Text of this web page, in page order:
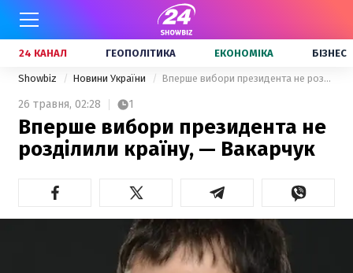
24 КАНАЛ ГЕОПОЛІТИКА ЕКОНОМІКА БІЗНЕС
Showbiz Новини України Вперше вибори президента не розділили країну, — Вакарчук
26 травня, 02:28 1
Вперше вибори президента не
розділили країну, — Вакарчук